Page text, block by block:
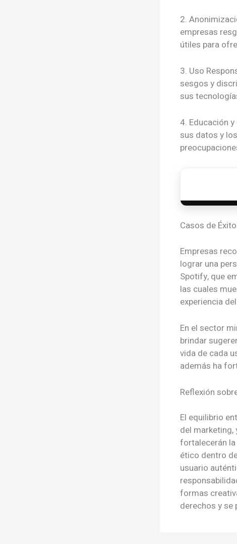
2.
empresas
útiles para
3. Uso
sesgos y
sus
4. Educación
sus datos y
Casos de
Empresas
lograr una
Spotify, que
las cuales
experiencia
En el sector
brindar
vida de cada
además ha
Reflexión
El equilibrio
del
fortalecerán
ético dentro
usuario
formas
derechos y se